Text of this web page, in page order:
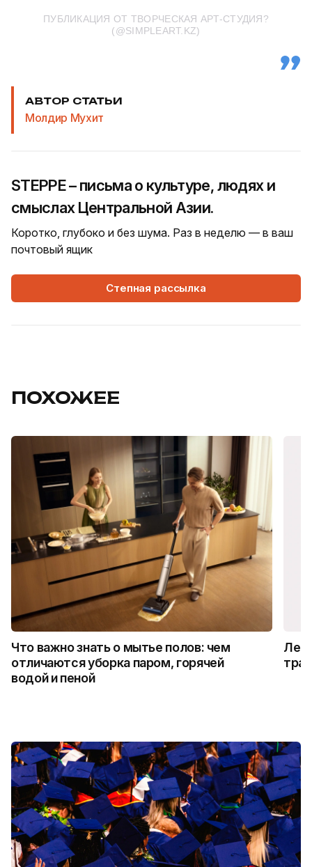
ПУБЛИКАЦИЯ ОТ ТВОРЧЕСКАЯ АРТ-СТУДИЯ?
(@SIMPLEART.KZ)
АВТОР СТАТЬИ
Молдир Мухит
STEPPE – письма о культуре, людях и
смыслах Центральной Азии.
Коротко, глубоко и без шума. Раз в неделю — в ваш
почтовый ящик
Степная рассылка
ПОХОЖЕЕ
Что важно знать о мытье полов: чем
отличаются уборка паром, горячей
водой и пеной